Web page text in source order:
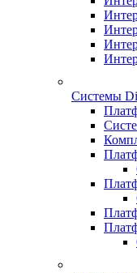
Системы